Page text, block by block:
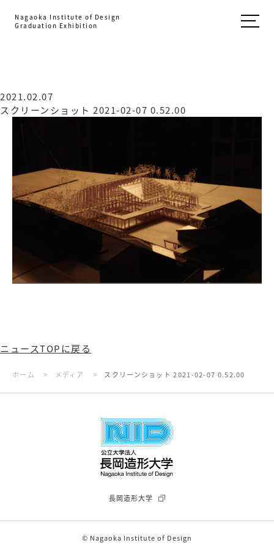
Nagaoka Institute of Design
Graduation Exhibition
2021.02.07
スクリーンショット 2021-02-07 0.52.00
ニュースTOPに戻る
ホーム > メディア > スクリーンショット 2021-02-07 0.52.00
長岡造形大学
© Nagaoka Institute of Design